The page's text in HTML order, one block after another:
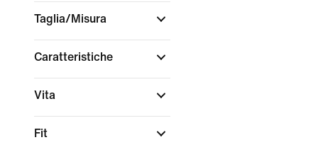
Taglia/Misura
Caratteristiche
Vita
Fit